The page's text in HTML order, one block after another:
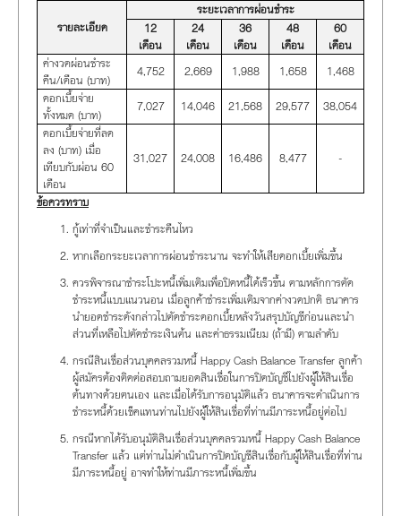
รายละเอียด
ระยะเวลาการผ่อนชำระ
12
เดือน
24
เดือน
36
เดือน
48
เดือน
60
เดือน
ค่างวดผ่อนชำระ
คืน/เดือน (บาท)
4,752 2,669 1,988 1,658
1,468
ดอกเบี้ยจ่าย
ทั้งหมด (บาท)
7,027 14,046 21,568 29,577
38,054
ดอกเบี้ยจ่ายที่ลด
ลง (บาท) เมื่อ
เทียบกับผ่อน 60
เดือน
31,027 24,008 16,486 8,477 -
ข้อควรทราบ
กู้เท่าที่จำเป็นและชำระคืนไหว
หากเลือกระยะเวลาการผ่อนชำระนาน จะทำให้เสียดอกเบี้ยเพิ่มขึ้น
ควรพิจารณาชำระโปะหนี้เพิ่มเติมเพื่อปิดหนี้ได้เร็วขึ้น ตามหลักการตัด
ชำระหนี้แบบแนวนอน เมื่อลูกค้าชำระเพิ่มเติมจากค่างวดปกติ ธนาคาร
นำยอดชำระดังกล่าวไปตัดชำระดอกเบี้ยหลังวันสรุปบัญชีก่อนและนำ
ส่วนที่เหลือไปตัดชำระเงินต้น และค่าธรรมเนียม (ถ้ามี) ตามลำดับ
กรณีสินเชื่อส่วนบุคคลรวมหนี้ Happy Cash Balance Transfer ลูกค้า
ผู้สมัครต้องติดต่อสอบถามยอดสินเชื่อในการปิดบัญชีไปยังผู้ให้สินเชื่อ
ต้นทางด้วยตนเอง และเมื่อได้รับการอนุมัติแล้ว ธนาคารจะดำเนินการ
ชำระหนี้ด้วยเช็คแทนท่านไปยังผู้ให้สินเชื่อที่ท่านมีภาระหนี้อยู่ต่อไป
กรณีหากได้รับอนุมัติสินเชื่อส่วนบุคคลรวมหนี้ Happy Cash Balance
Transfer แล้ว แต่ท่านไม่ดำเนินการปิดบัญชีสินเชื่อกับผู้ให้สินเชื่อที่ท่าน
มีภาระหนี้อยู่ อาจทำให้ท่านมีภาระหนี้เพิ่มขึ้น